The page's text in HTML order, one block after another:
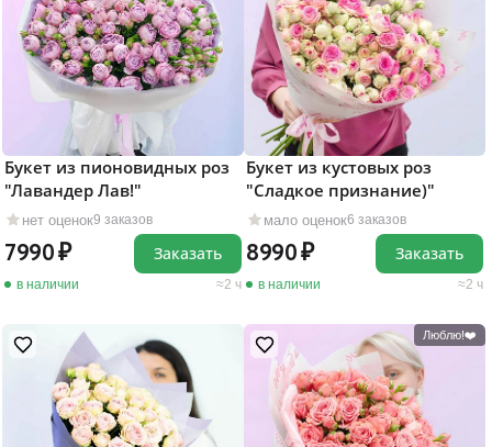
нет оценок9 заказов
Букет из пионовидных роз
"Лавандер Лав!"
7990
в наличии 2 ч
Заказать
мало оценок6 заказов
Букет из кустовых роз
"Сладкое признание)"
8990
в наличии 2 ч
Заказать
Люблю!❤️